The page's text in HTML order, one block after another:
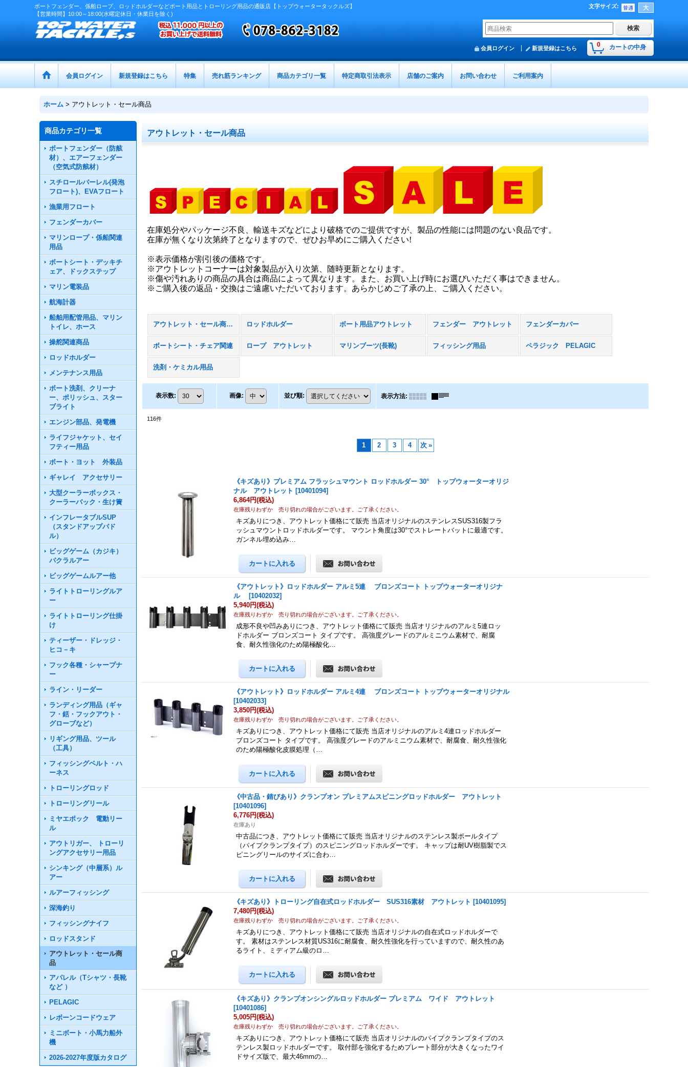
ボートフェンダー、係船ロープ、ロッドホルダーなどボート用品とトローリング用品の通販店【トップウォータータックルズ】
【営業時間】10:00～18:00(水曜定休日・休業日を除く)
文字サイズ:
0 カートの中身
会員ログイン 新規登録はこちら
会員ログイン 新規登録はこちら 特集 売れ筋ランキング 商品カテゴリ一覧 特定商取引法表示 店舗のご案内 お問い合わせ ご利用案内
ホーム > アウトレット・セール商品
商品カテゴリ一覧
ボートフェンダー（防舷
材）、エアーフェンダー
（空気式防舷材）
スチロールバーレル(発泡
フロート)、EVAフロート
漁業用フロート
フェンダーカバー
マリンロープ・係船関連
用品
ボートシート・デッキチ
ェア、ドックステップ
マリン電装品
航海計器
船舶用配管用品、マリン
トイレ、ホース
操舵関連商品
ロッドホルダー
メンテナンス用品
ボート洗剤、クリーナ
ー、ポリッシュ、スター
ブライト
エンジン部品、発電機
ライフジャケット、セイ
フティー用品
ボート・ヨット 外装品
ギャレイ アクセサリー
大型クーラーボックス・
クーラーバック・生け簀
インフレータブルSUP
（スタンドアップパド
ル）
ビッグゲーム（カジキ）
パクラルアー
ビッグゲームルアー他
ライトトローリングルア
ー
ライトトローリング仕掛
け
ティーザー・ドレッジ・
ヒコ－キ
フック各種・シャープナ
ー
ライン・リーダー
ランディング用品（ギャ
フ・銛・フックアウト・
グローブなど）
リギング用品、ツール
（工具）
フィッシングベルト・ハ
ーネス
トローリングロッド
トローリングリール
ミヤエポック 電動リー
ル
アウトリガー、 トローリ
ングアクセサリー用品
シンキング（中層系）ル
アー
ルアーフィッシング
深海釣り
フィッシングナイフ
ロッドスタンド
アウトレット・セール商
品
アパレル（Tシャツ・長靴
など ）
PELAGIC
レボーンコードウェア
ミニボート・小馬力船外
機
2026-2027年度版カタログ
アウトレット・セール商品
在庫処分やパッケージ不良、輸送キズなどにより破格でのご提供ですが、製品の性能には問題のない良品です。
在庫が無くなり次第終了となりますので、ぜひお早めにご購入ください!
※表示価格が割引後の価格です。
※アウトレットコーナーは対象製品が入り次第、随時更新となります。
※傷や汚れありの商品の具合は商品によって異なります。また、お買い上げ時にお選びいただく事はできません。
※ご購入後の返品・交換はご遠慮いただいております。あらかじめご了承の上、ご購入ください。
アウトレット・セール商品 (全商品) ロッドホルダー ボート用品アウトレット フェンダー アウトレット フェンダーカバー
ボートシート・チェア関連 ロープ アウトレット マリンブーツ(長靴) フィッシング用品 ペラジック PELAGIC
洗剤・ケミカル用品
表示数: 画像: 並び順: 表示方法:
116件
1 2 3 4 次 »
《キズあり》プレミアム フラッシュマウント ロッドホルダー 30° トップウォーターオリジ
ナル アウトレット [10401094]
6,864円(税込)
在庫残りわずか 売り切れの場合がございます。ご了承ください。
キズありにつき、アウトレット価格にて販売 当店オリジナルのステンレスSUS316製フラ
ッシュマウントロッドホルダーです。 マウント角度は30°でストレートバットに最適です。
ガンネル埋め込み…
《アウトレット》ロッドホルダー アルミ5連 ブロンズコート トップウォーターオリジナ
ル
[10402032]
5,940円(税込)
在庫残りわずか 売り切れの場合がございます。ご了承ください。
成形不良や凹みありにつき、アウトレット価格にて販売 当店オリジナルのアルミ5連ロッ
ドホルダー ブロンズコート タイプです。 高強度グレードのアルミニウム素材で、耐腐
食、耐久性強化のため陽極酸化…
《アウトレット》ロッドホルダー アルミ4連 ブロンズコート トップウォーターオリジナル
[10402033]
3,850円(税込)
在庫残りわずか 売り切れの場合がございます。ご了承ください。
キズありにつき、アウトレット価格にて販売 当店オリジナルのアルミ4連ロッドホルダー
ブロンズコート タイプです。 高強度グレードのアルミニウム素材で、耐腐食、耐久性強化
のため陽極酸化皮膜処理（…
《中古品・錆びあり》クランプオン プレミアムスピニングロッドホルダー アウトレット
[10401096]
6,776円(税込)
在庫あり
中古品につき、アウトレット価格にて販売 当店オリジナルのステンレス製ポールタイプ
（パイプクランプタイプ）のスピニングロッドホルダーです。 キャップは耐UV樹脂製でス
ピニングリールのサイズに合わ…
《キズあり》トローリング自在式ロッドホルダー SUS316素材 アウトレット [10401095]
7,480円(税込)
在庫残りわずか 売り切れの場合がございます。ご了承ください。
キズありにつき、アウトレット価格にて販売 当店オリジナルの自在式ロッドホルダーで
す。 素材はステンレス材質US316に耐腐食、耐久性強化を行っていますので、耐久性のあ
るライト、ミディアム級のロ…
《キズあり》クランプオンシングルロッドホルダー プレミアム ワイド アウトレット
[10401086]
5,005円(税込)
在庫残りわずか 売り切れの場合がございます。ご了承ください。
キズありにつき、アウトレット価格にて販売 当店オリジナルのパイプクランプタイプのス
テンレス製ロッドホルダーです。 取付部を強化するためプレート部分が大きくなったワイ
ドサイズ版で、最大46mmの…